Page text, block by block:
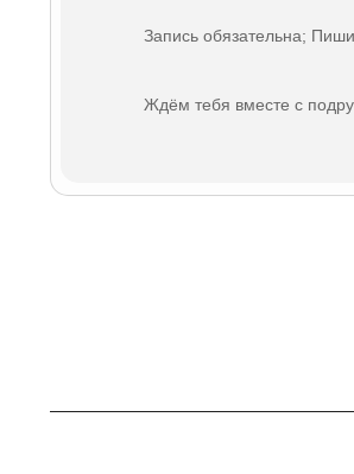
Запись обязательна;
Ждём тебя вместе с